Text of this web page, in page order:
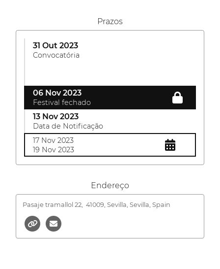
Prazos
31 Out 2023
Convocatória
06 Nov 2023
Festival fechado
13 Nov 2023
Data de Notificação
17 Nov 2023
19 Nov 2023
Endereço
Pasaje tramallol 22, 41009, Sevilla, Sevilla, Spain